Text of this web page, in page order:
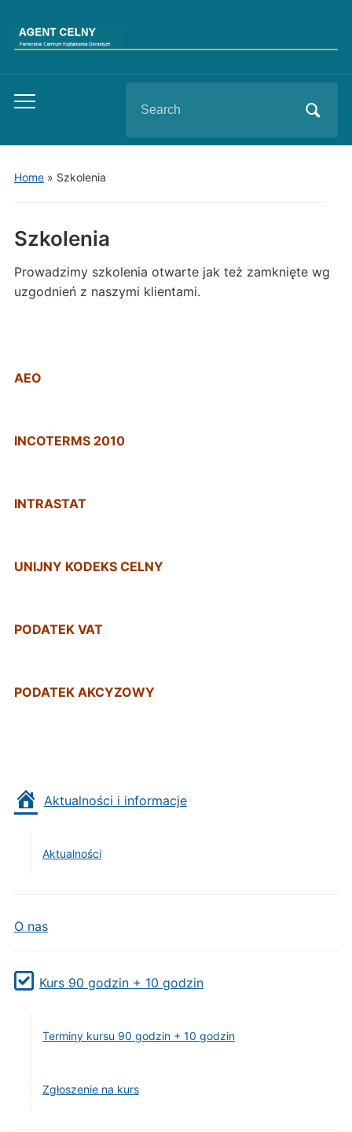
Toggle
menu
for:
Home» Szkolenia
Aktualności i informacje
Aktualności
O nas
Kurs 90 godzin + 10 godzin
Terminy kursu 90 godzin + 10 godzin
Zgłoszenie na kurs
Szkolenia
Prowadzimy szkolenia otwarte jak też zamknięte wg
uzgodnień z naszymi klientami.
AEO
INCOTERMS 2010
INTRASTAT
UNIJNY KODEKS CELNY
PODATEK VAT
PODATEK AKCYZOWY